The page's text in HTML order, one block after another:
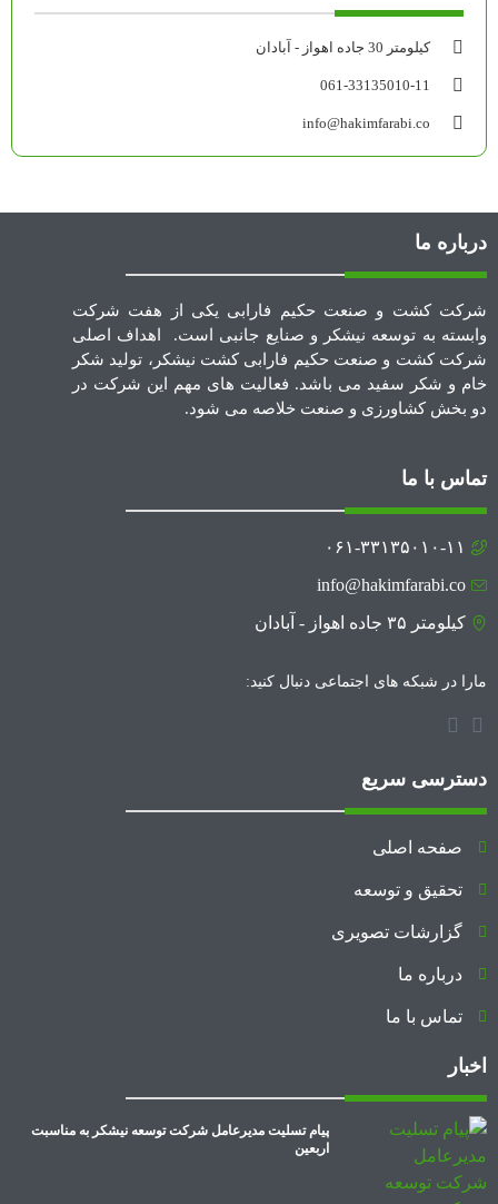
کیلومتر 30 جاده اهواز - آبادان
061-33135010-11
info@hakimfarabi.co
درباره ما
شرکت کشت و صنعت حکیم فارابی یکی از هفت شرکت
وابسته به توسعه نیشکر و صنایع جانبی است. اهداف اصلی
شرکت کشت و صنعت حکیم فارابی کشت نیشکر، تولید شکر
خام و شکر سفید می باشد. فعالیت های مهم این شرکت در
دو بخش کشاورزی و صنعت خلاصه می شود.
تماس با ما
۰۶۱-۳۳۱۳۵۰۱۰-۱۱
info@hakimfarabi.co
کیلومتر ۳۵ جاده اهواز - آبادان
مارا در شبکه های اجتماعی دنبال کنید:
دسترسی سریع
صفحه اصلی
تحقیق و توسعه
گزارشات تصویری
درباره ما
تماس با ما
اخبار
پیام تسلیت مدیرعامل شرکت توسعه نیشکر به مناسبت
اربعین